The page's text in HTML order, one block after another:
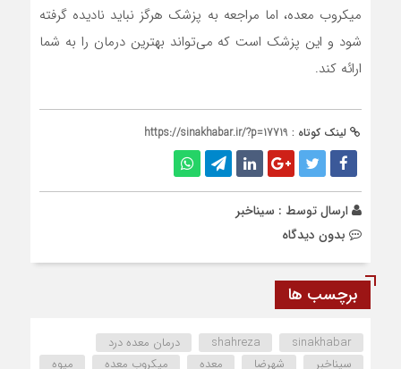
میکروب معده، اما مراجعه به پزشک هرگز نباید نادیده گرفته
شود و این پزشک است که می‌تواند بهترین درمان را به شما
ارائه کند.
لینک کوتاه : https://sinakhabar.ir/?p=17719
ارسال توسط : سیناخبر
بدون دیدگاه
برچسب ها
shahreza sinakhabar
درمان معده درد
سیناخبر
شهرضا معده میکروب معده میوه